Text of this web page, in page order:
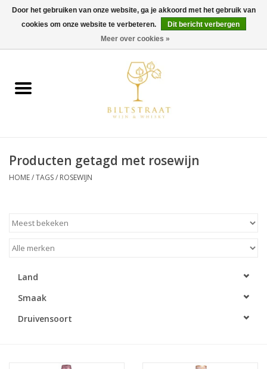
0 Artikelen - €0,00
Wijn
Gin & Tonic
Gedestilleerd
Accessoires
Relatiegeschenken
Producten getagd met rosewijn
HOME/TAGS/ ROSEWIJN
Land
Smaak
Druivensoort
Door het gebruiken van onze website, ga je akkoord met het gebruik van
cookies om onze website te verbeteren.
Dit bericht verbergen
Meer over cookies »